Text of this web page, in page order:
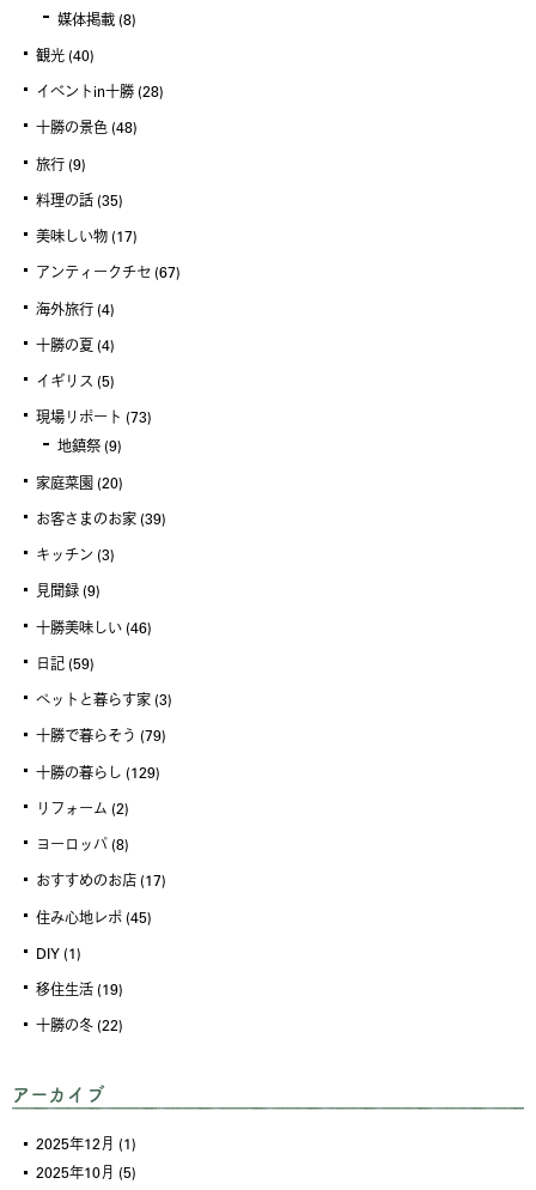
媒体掲載 (8)
観光 (40)
イベントin十勝 (28)
十勝の景色 (48)
旅行 (9)
料理の話 (35)
美味しい物 (17)
アンティークチセ (67)
海外旅行 (4)
十勝の夏 (4)
イギリス (5)
現場リポート (73)
地鎮祭 (9)
家庭菜園 (20)
お客さまのお家 (39)
キッチン (3)
見聞録 (9)
十勝美味しい (46)
日記 (59)
ペットと暮らす家 (3)
十勝で暮らそう (79)
十勝の暮らし (129)
リフォーム (2)
ヨーロッパ (8)
おすすめのお店 (17)
住み心地レポ (45)
DIY (1)
移住生活 (19)
十勝の冬 (22)
アーカイブ
2025年12月 (1)
2025年10月 (5)